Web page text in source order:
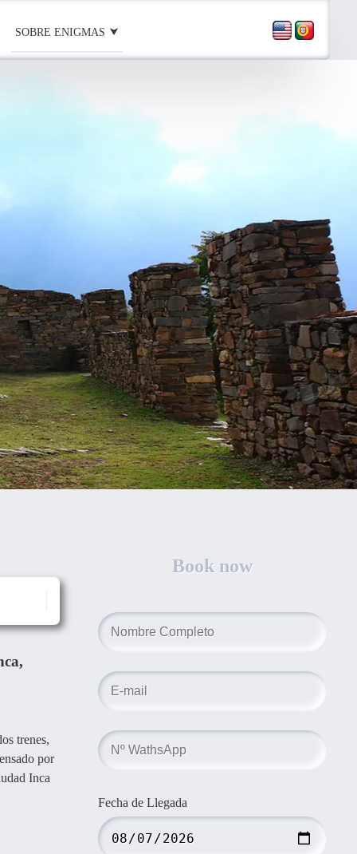
SOBRE ENIGMAS
trenes,
por
Inca
Book now
Fecha de Llegada